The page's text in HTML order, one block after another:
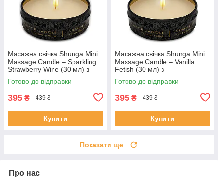
Масажна свічка Shunga Mini
Massage Candle – Sparkling
Strawberry Wine (30 мл) з
афродизіаками
Готово до відправки
395 ₴ 439 ₴
Купити
Масажна свічка Shunga Mini
Massage Candle – Vanilla
Fetish (30 мл) з
афродизіаками
Готово до відправки
395 ₴ 439 ₴
Купити
Показати ще
Про нас